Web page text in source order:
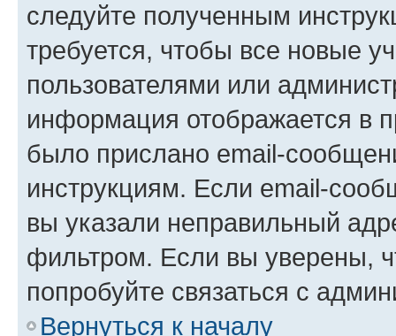
следуйте полученным
требуется, чтобы все новые
пользователями или
информация отображается в
было прислано email-
инструкциям. Если email-
вы указали неправильный
фильтром. Если вы уверены,
попробуйте связаться с
Вернуться к началу